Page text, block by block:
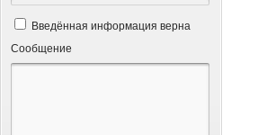
Введённая информация верна
Сообщение